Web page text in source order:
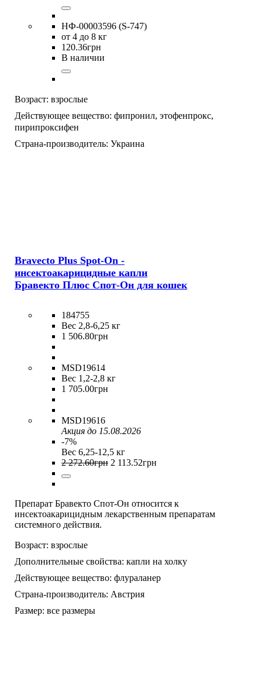
НФ-00003596 (S-747)
от 4 до 8 кг
120.36грн
В наличии
Возраст: взрослые
Действующее вещество: фипронил, этофенпрокс,
пирипроксифен
Страна-производитель: Украина
Bravecto Plus Spot-On -
инсектоакарицидные капли
Бравекто Плюс Спот-Он для кошек
184755
Вес 2,8-6,25 кг
1 506.80грн
MSD19614
Вес 1,2-2,8 кг
1 705.00грн
MSD19616
Акция до 15.08.2026
-7%
Вес 6,25-12,5 кг
2 272.60грн 2 113.52грн
Препарат Бравекто Спот-Он относится к
инсектоакарицидным лекарственным препаратам
системного действия.
Возраст: взрослые
Дополнительные свойства: капли на холку
Действующее вещество: флураланер
Страна-производитель: Австрия
Размер: все размеры